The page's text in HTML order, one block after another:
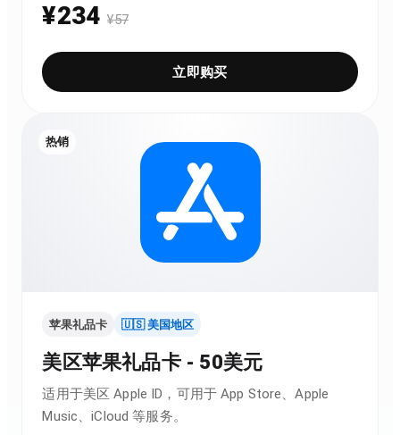
¥234 ¥57
立即购买
热销
苹果礼品卡 🇺🇸 美国地区
美区苹果礼品卡 - 50美元
适用于美区 Apple ID，可用于 App Store、Apple
Music、iCloud 等服务。